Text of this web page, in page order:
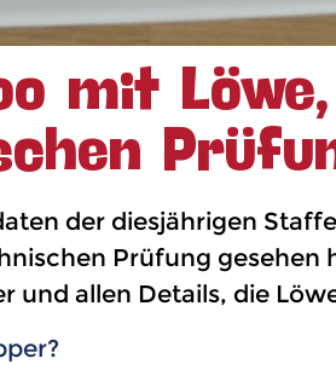
mit
der diesjährigen
Prüfung
und allen Details, die